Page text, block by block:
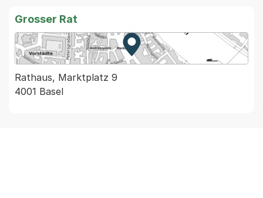
Grosser Rat
Zur Karte von MapBS.
Externer Link, wird in einem
Rathaus, Marktplatz 9
4001 Basel